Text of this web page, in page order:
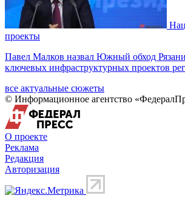
проекты
Павел Малков назвал Южный обход
ключевых инфраструктурных проектов
все актуальные сюжеты
© Информационное агентство
О проекте
Реклама
Редакция
Авторизация